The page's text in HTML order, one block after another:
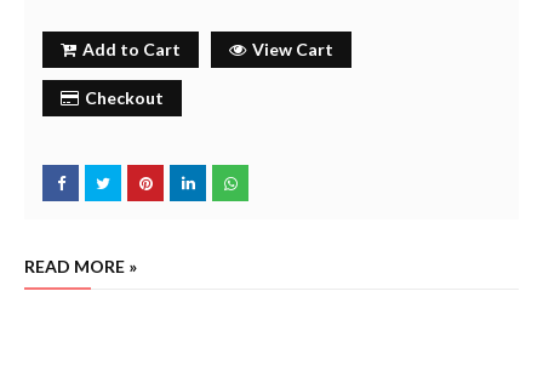
Add to Cart View Cart
Checkout
READ MORE »